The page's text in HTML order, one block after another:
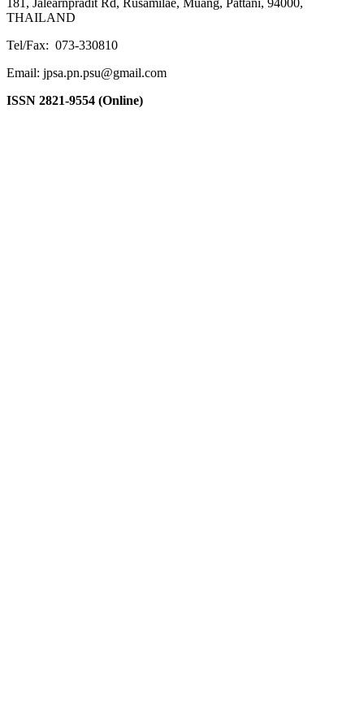
THAILAND
Tel/Fax: 073-330810
Email: jpsa.pn.psu@gmail.com
ISSN 2821-9554 (Online)